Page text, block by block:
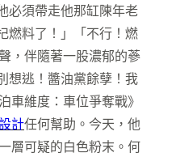
必須帶走他那缸陳年老
燃料了！」「不行！燃
，伴隨著一股濃郁的蔘
想逃！醬油黨餘孽！我
車維度：車位爭奪戰》
計任何幫助。今天，他
層可疑的白色粉末。何